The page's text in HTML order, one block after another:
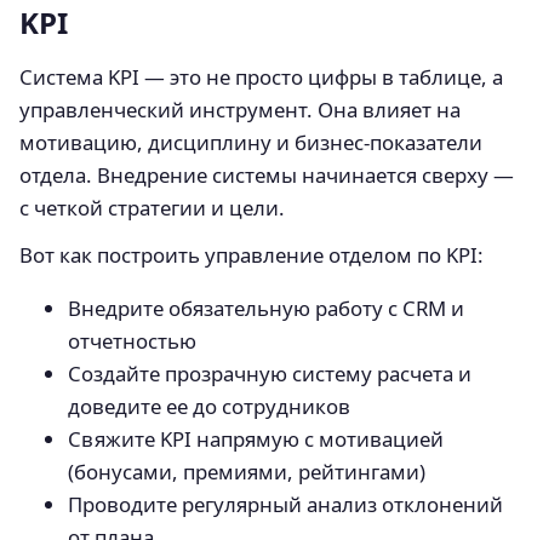
KPI
Система KPI — это не просто цифры в таблице, а
управленческий инструмент. Она влияет на
мотивацию, дисциплину и бизнес-показатели
отдела. Внедрение системы начинается сверху —
с четкой стратегии и цели.
Вот как построить управление отделом по KPI:
Внедрите обязательную работу с CRM и
отчетностью
Создайте прозрачную систему расчета и
доведите ее до сотрудников
Свяжите KPI напрямую с мотивацией
(бонусами, премиями, рейтингами)
Проводите регулярный анализ отклонений